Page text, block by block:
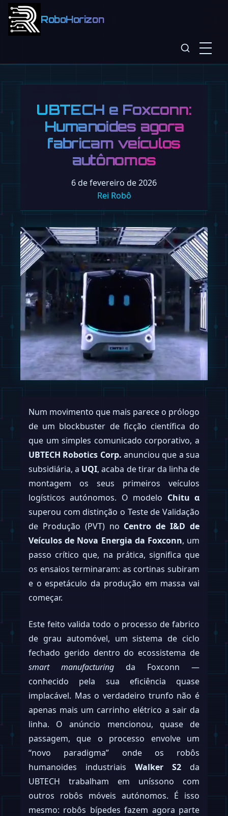
RoboHorizon
UBTECH e Foxconn:
Humanoides agora
fabricam veículos
autônomos
6 de fevereiro de 2026
Rei Robô
Num movimento que mais parece o prólogo
de um blockbuster de ficção científica do
que um simples comunicado corporativo, a
UBTECH Robotics Corp. anunciou que a sua
subsidiária, a UQI, acaba de tirar da linha de
montagem os seus primeiros veículos
logísticos autónomos. O modelo Chitu α
superou com distinção o Teste de Validação
de Produção (PVT) no Centro de I&D de
Veículos de Nova Energia da Foxconn, um
passo crítico que, na prática, significa que
os ensaios terminaram: as cortinas subiram
e o espetáculo da produção em massa vai
começar.
Este feito valida todo o processo de fabrico
de grau automóvel, um sistema de ciclo
fechado gerido dentro do ecossistema de
smart manufacturing da Foxconn —
conhecido pela sua eficiência quase
implacável. Mas o verdadeiro trunfo não é
apenas mais um carrinho elétrico a sair da
linha. O anúncio mencionou, quase de
passagem, que o processo envolve um
“novo paradigma” onde os robôs
humanoides industriais Walker S2 da
UBTECH trabalham em uníssono com
outros robôs móveis autónomos. É isso
mesmo: robôs bípedes fazem agora parte